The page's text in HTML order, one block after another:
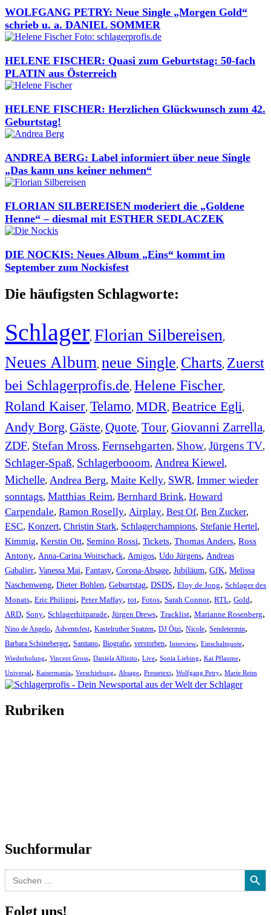
WOLFGANG PETRY: Neue Single „Morgen Gold“
schrieb u. a. DANIEL SOMMER
HELENE FISCHER: Quasi zum Geburtstag: 50-fach
PLATIN aus Österreich
HELENE FISCHER: Herzlichen Glückwunsch zum 42.
Geburtstag!
ANDREA BERG: Label informiert über neue Single
„Das kann uns keiner nehmen“
FLORIAN SILBEREISEN moderiert die „Goldene
Henne“ – diesmal mit ESTHER SEDLACZEK
DIE NOCKIS: Neues Album „Eins“ kommt im
September zum Nockisfest
Die häufigsten Schlagworte:
Schlager, Florian Silbereisen,
Neues Album, neue Single, Charts, Zuerst
bei Schlagerprofis.de, Helene Fischer,
Roland Kaiser, Telamo, MDR, Beatrice Egli,
Andy Borg, Gäste, Quote, Tour, Giovanni Zarrella,
ZDF, Stefan Mross, Fernsehgarten, Show, Jürgens TV,
Schlager-Spaß, Schlagerbooom, Andrea Kiewel,
Michelle, Andrea Berg, Maite Kelly, SWR, Immer wieder
sonntags, Matthias Reim, Bernhard Brink, Howard
Carpendale, Ramon Roselly, Airplay, Best Of, Ben Zucker,
ESC, Konzert, Christin Stark, Schlagerchampions, Stefanie Hertel,
Kimmig, Kerstin Ott, Semino Rossi, Tickets, Thomas Anders, Ross
Antony, Anna-Carina Woitschack, Amigos, Udo Jürgens, Andreas
Gabalier, Vanessa Mai, Fantasy, Corona-Absage, Jubiläum, GfK, Melissa
Naschenweng, Dieter Bohlen, Geburtstag, DSDS, Eloy de Jong, Schlager des
Monats, Eric Philippi, Peter Maffay, tot, Fotos, Sarah Connor, RTL, Gold,
ARD, Sony, Schlagerhitparade, Jürgen Drews, Tracklist, Marianne Rosenberg,
Nino de Angelo, Adventsfest, Kastelruther Spatzen, DJ Ötzi, Nicole, Sendetermin,
Barbara Schöneberger, Santiano, Biografie, verstorben, Interview, Einschaltquote,
Wiederholung, Vincent Gross, Daniela Alfinito, Live, Sonia Liebing, Kai Pflaume,
Universal , Kaisermania, Verschiebung, Absage, Pressetext, Wolfgang Petry, Marie Reim
Rubriken
Suchformular
Search
for:
Search Button
Folgt uns!